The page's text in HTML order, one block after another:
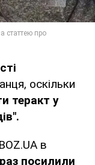
оскільки
теракт у
в
посилили